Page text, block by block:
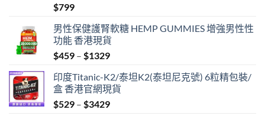
評分
滿分 5
$799
男性保健護腎軟糖 HEMP GUMMIES 增強男性性
功能 香港現貨
$459 – $1329Price
$459
through
$1329
印度Titanic-K2/泰坦K2(泰坦尼克號) 6粒精包裝/
盒 香港官網現貨
$529 – $3429Price